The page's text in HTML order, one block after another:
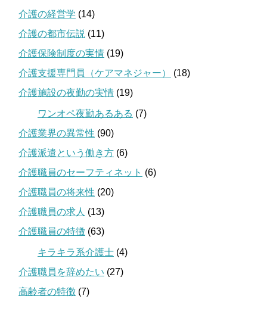
介護の経営学 (14)
介護の都市伝説 (11)
介護保険制度の実情 (19)
介護支援専門員（ケアマネジャー）
(18)
介護施設の夜勤の実情 (19)
ワンオペ夜勤あるある (7)
介護業界の異常性 (90)
介護派遣という働き方 (6)
介護職員のセーフティネット (6)
介護職員の将来性 (20)
介護職員の求人 (13)
介護職員の特徴 (63)
キラキラ系介護士 (4)
介護職員を辞めたい (27)
高齢者の特徴 (7)